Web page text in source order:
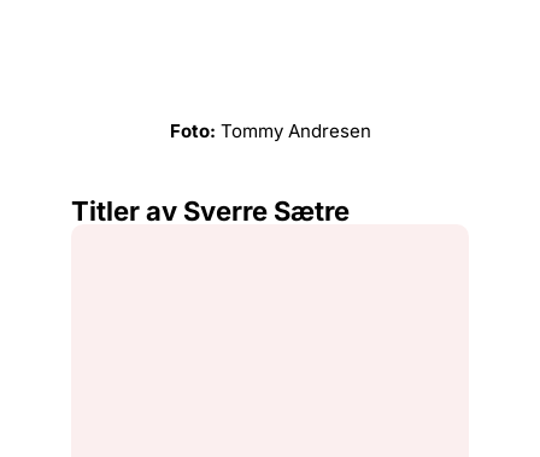
Foto: Tommy Andresen
Titler av Sverre Sætre